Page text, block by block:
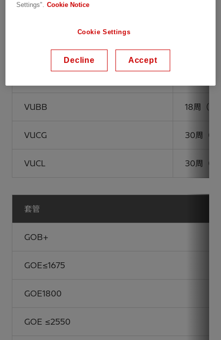
VUBB 18周（
VUCG 30周（
VUCL 30周（
套管
GOB+
GOE≤1675
GOE1800
GOE ≤2550
Settings". Cookie Notice
Cookie Settings
Decline Accept